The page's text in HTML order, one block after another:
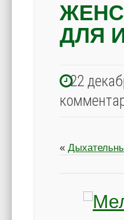
ДЛЯ
22
«